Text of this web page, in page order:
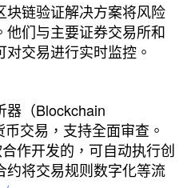
块链验证解决方案将风险
们与主要证券交易所和
交易进行实时监控。
器（Blockchain
交易，支持全面审查。
作开发的，可自动执行创
约将交易规则数字化等流